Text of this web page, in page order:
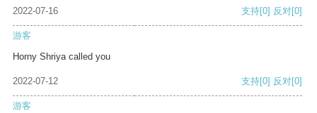
2022-07-16 支持[0] 反对[0]
游客
Horny Shriya called you
2022-07-12 支持[0] 反对[0]
游客